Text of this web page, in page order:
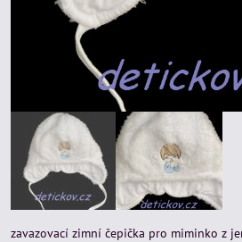
zavazovací zimní čepička pro miminko z